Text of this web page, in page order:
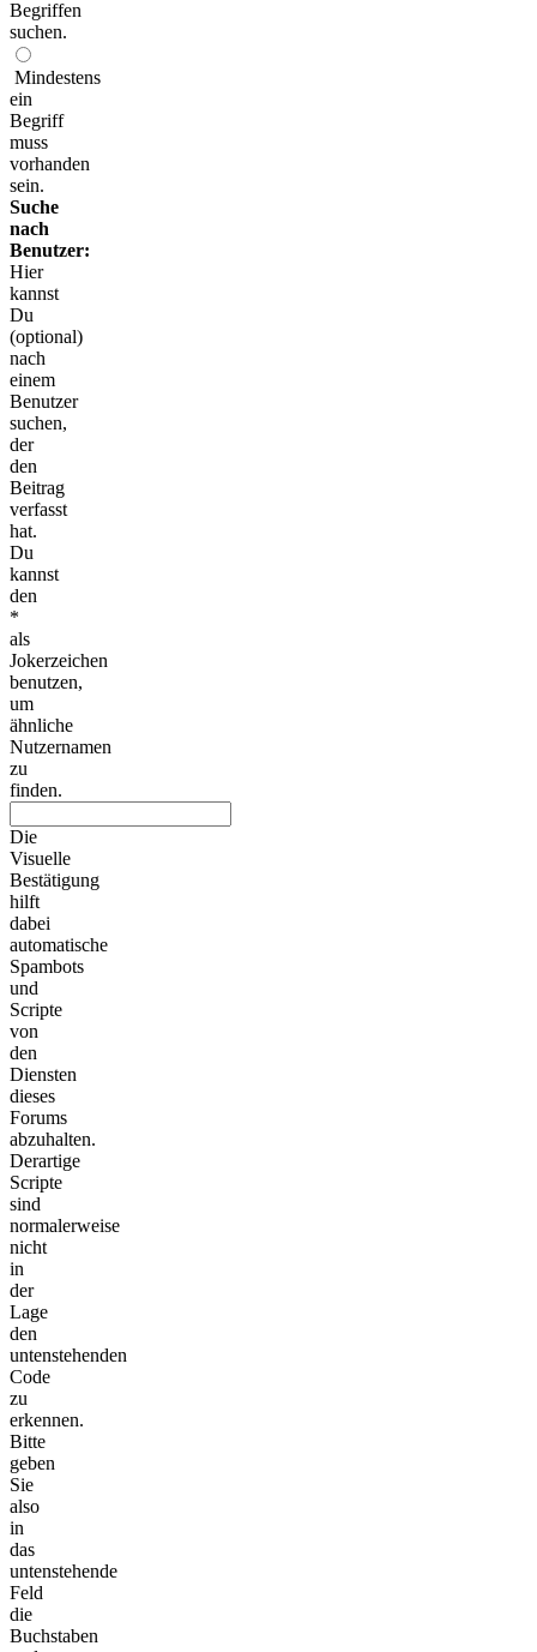
Begriffen
suchen.
Mindestens
ein
Begriff
muss
vorhanden
sein.
Suche
nach
Benutzer:
Hier
kannst
Du
(optional)
nach
einem
Benutzer
suchen,
der
den
Beitrag
verfasst
hat.
Du
kannst
den
*
als
Jokerzeichen
benutzen,
um
ähnliche
Nutzernamen
zu
finden.
Die
Visuelle
Bestätigung
hilft
dabei
automatische
Spambots
und
Scripte
von
den
Diensten
dieses
Forums
abzuhalten.
Derartige
Scripte
sind
normalerweise
nicht
in
der
Lage
den
untenstehenden
Code
zu
erkennen.
Bitte
geben
Sie
also
in
das
untenstehende
Feld
die
Buchstaben